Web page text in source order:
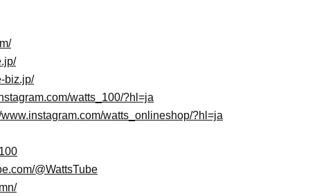
biz.jp/
watts_100/?hl=ja
www.instagram.com/watts_onlineshop/?hl=ja
@WattsTube